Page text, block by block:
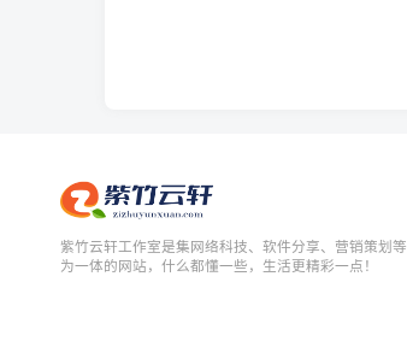
紫竹云轩工作室是集网络科技、软件分享、营销策划等
为一体的网站，什么都懂一些，生活更精彩一点！